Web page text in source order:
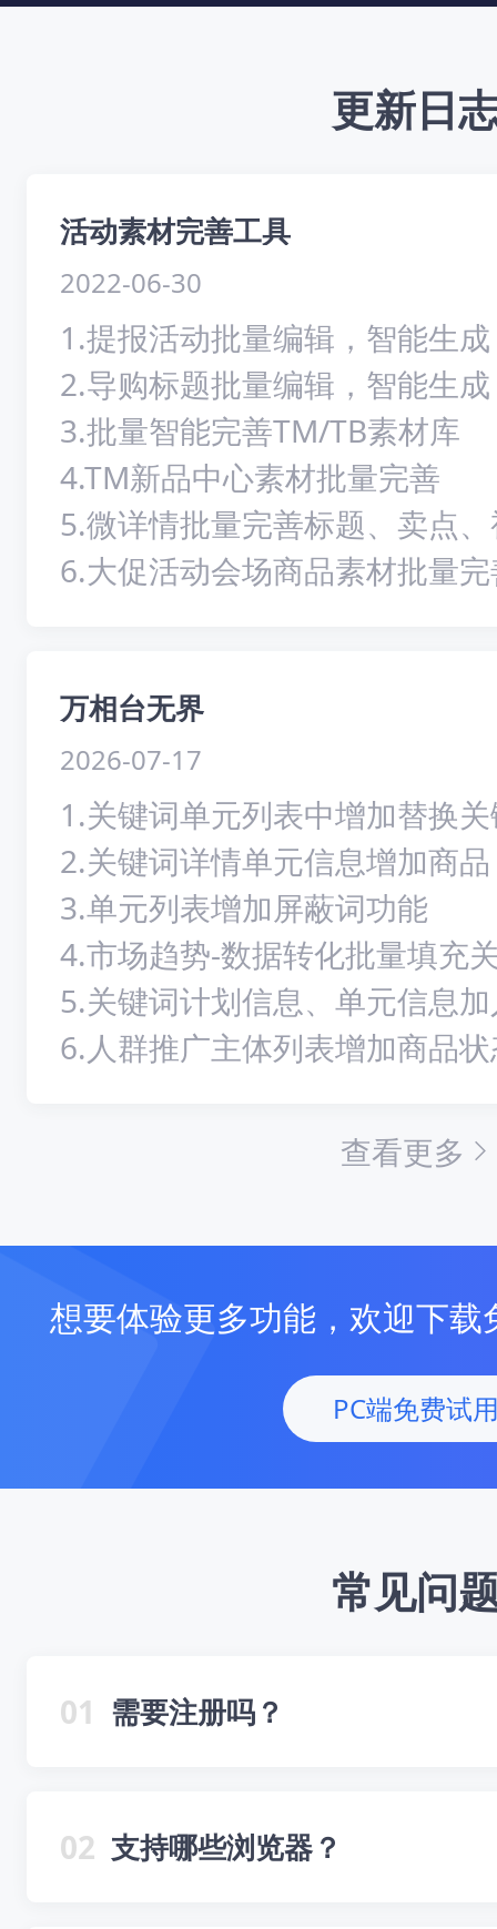
更新日
活动素材完善工具
2022-06-30
1.提报活动批量编辑，智能生成
2.导购标题批量编辑，智能生成
3.批量智能完善TM/TB素材库
4.TM新品中心素材批量完善
5.微详情批量完善标题、卖点
6.大促活动会场商品素材批量
万相台无界
2026-07-17
1.关键词单元列表中增加替换
2.关键词详情单元信息增加商
3.单元列表增加屏蔽词功能
4.市场趋势-数据转化批量填充
5.关键词计划信息、单元信息
6.人群推广主体列表增加商品
查看更多
想要体验更多功能，欢迎下
PC端免费试
常见问
01 需要注册吗？
02 支持哪些浏览器？